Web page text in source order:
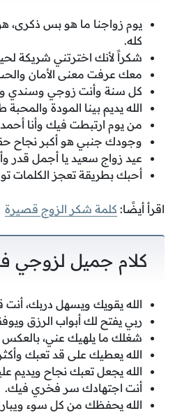
يوم زواجنا ما هو بس ذكرى،
كله.
شكراً لأنك اخترتني شريكة
معك عرفت معنى الأمان
كل سنة وأنت زوجي وسندي
الله يديم بينا المودة
من يوم ارتبطت فيك وأنا
وجودك جنبي هو أكبر نجاح
عيد زواج سعيد يا أجمل قدر
أحبك بطريقة تعجز الكلمات
اقرأ أيضًا: كلمة شكر الزوج قصيرة
كلام جميل لزوجي
الله يقويك ويسهل دربك، أنت
ربي يفتح لك أبواب الرزق
شغلك ما يلهيك عني،
الله يعطيك على قد تعبك
الله يجعل تعبك نجاح ويديم
أنت اجتهادك سر فخري فيك.
الله يحفظك من كل سوء